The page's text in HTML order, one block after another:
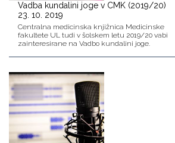
Vadba kundalini joge v CMK (2019/20)
23. 10. 2019
Centralna medicinska knjižnica Medicinske
fakultete UL tudi v šolskem letu 2019/20 vabi
zainteresirane na Vadbo kundalini joge.